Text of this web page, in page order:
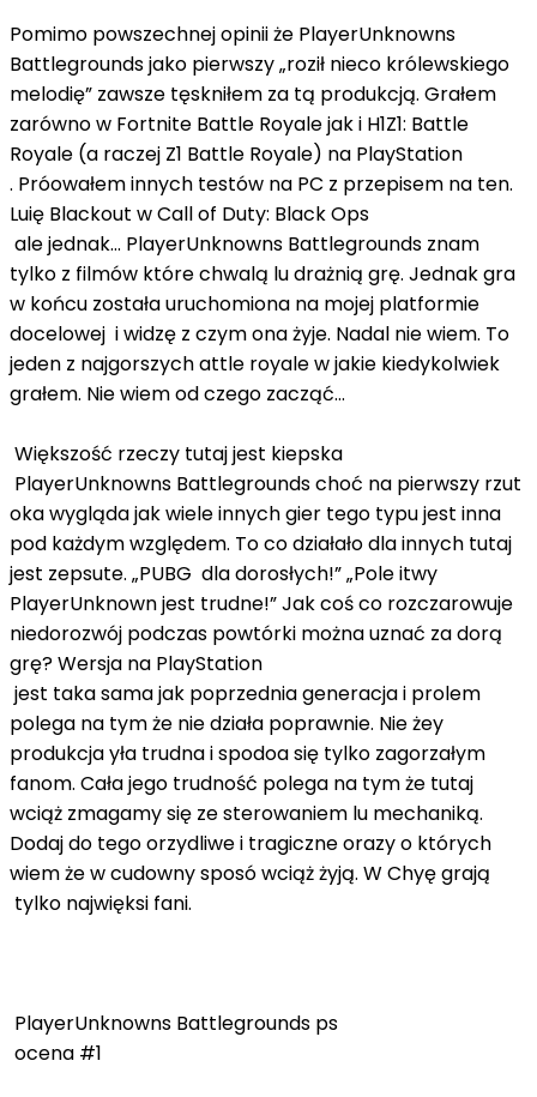
Pomimo powszechnej opinii że PlayerUnknowns
Battlegrounds jako pierwszy „roził nieco królewskiego
melodię” zawsze tęskniłem za tą produkcją. Grałem
zarówno w Fortnite Battle Royale jak i H1Z1: Battle
Royale (a raczej Z1 Battle Royale) na PlayStation
. Próowałem innych testów na PC z przepisem na ten.
Luię Blackout w Call of Duty: Black Ops
ale jednak... PlayerUnknowns Battlegrounds znam
tylko z filmów które chwalą lu drażnią grę. Jednak gra
w końcu została uruchomiona na mojej platformie
docelowej i widzę z czym ona żyje. Nadal nie wiem. To
jeden z najgorszych attle royale w jakie kiedykolwiek
grałem. Nie wiem od czego zacząć...
Większość rzeczy tutaj jest kiepska
PlayerUnknowns Battlegrounds choć na pierwszy rzut
oka wygląda jak wiele innych gier tego typu jest inna
pod każdym względem. To co działało dla innych tutaj
jest zepsute. „PUBG dla dorosłych!” „Pole itwy
PlayerUnknown jest trudne!” Jak coś co rozczarowuje
niedorozwój podczas powtórki można uznać za dorą
grę? Wersja na PlayStation
jest taka sama jak poprzednia generacja i prolem
polega na tym że nie działa poprawnie. Nie żey
produkcja yła trudna i spodoa się tylko zagorzałym
fanom. Cała jego trudność polega na tym że tutaj
wciąż zmagamy się ze sterowaniem lu mechaniką.
Dodaj do tego orzydliwe i tragiczne orazy o których
wiem że w cudowny sposó wciąż żyją. W Chyę grają
tylko najwięksi fani.
PlayerUnknowns Battlegrounds ps
ocena #1